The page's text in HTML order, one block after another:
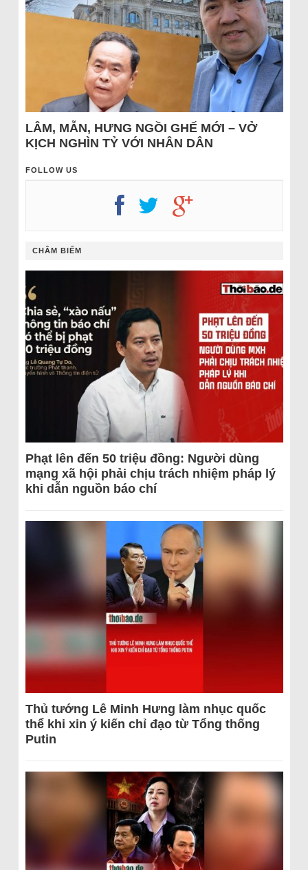
LÂM, MẪN, HƯNG NGỒI GHẾ MỚI – VỞ
KỊCH NGHÌN TỶ VỚI NHÂN DÂN
FOLLOW US
CHÂM BIẾM
Phạt lên đến 50 triệu đồng: Người dùng
mạng xã hội phải chịu trách nhiệm pháp lý
khi dẫn nguồn báo chí
Thủ tướng Lê Minh Hưng làm nhục quốc
thể khi xin ý kiến chỉ đạo từ Tổng thống
Putin